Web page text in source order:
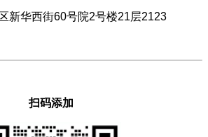
新华西街60号院2号楼21层2123
扫码添加